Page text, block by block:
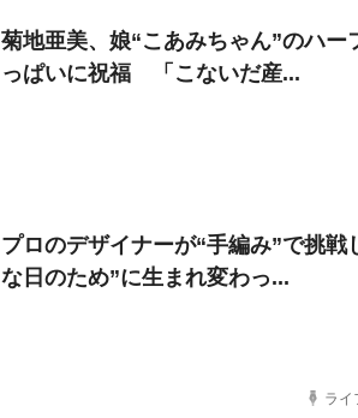
菊地亜美、娘“こあみちゃん”のハー
っぱいに祝福 「こないだ産...
プロのデザイナーが“手編み”で挑
な日のため”に生まれ変わっ...
ライ